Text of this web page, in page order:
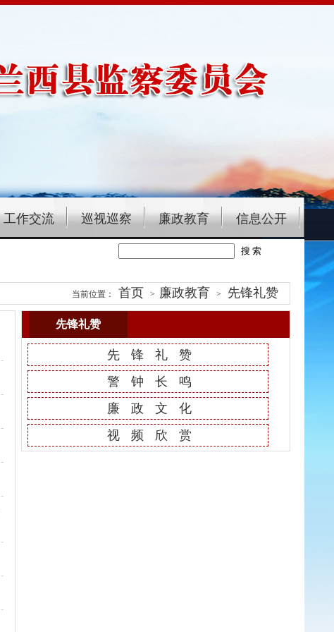
工作交流 巡视巡察 廉政教育 信息公开
当前位置： 首页 > 廉政教育 > 先锋礼赞
先锋礼赞
先锋礼赞
警钟长鸣
廉政文化
视频欣赏